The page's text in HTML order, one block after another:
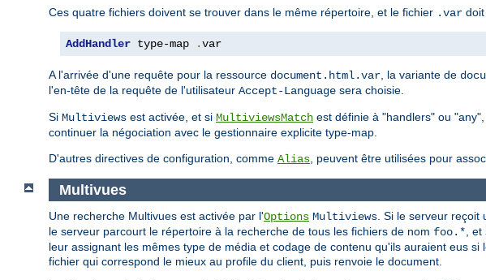
Ces quatre fichiers doivent se trouver dans le même répertoire, et le fichier .var
AddHandler type-map .var
A l'arrivée d'une requête pour la ressource document.html.var , la variante de
l'en-tête de la requête de l'utilisateur Accept-Language sera choisie.
Si Multiviews est activée, et si MultiviewsMatch est définie à "handlers" ou
continuer la négociation avec le gestionnaire explicite type-map.
D'autres directives de configuration, comme Alias , peuvent être utilisées pour
Multivues
Une recherche Multivues est activée par l'Options Multiviews. Si le serveur reçoit
le serveur parcourt le répertoire à la recherche de tous les fichiers de nom foo.*, et
leur assignant les mêmes type de média et codage de contenu qu'ils auraient eus
fichier qui correspond le mieux au profile du client, puis renvoie le document.